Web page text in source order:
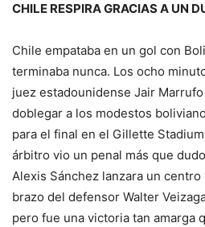
CHILE RESPIRA GRACIAS A UN
Chile empataba en un gol con
terminaba nunca. Los ocho
juez estadounidense Jair
doblegar a los modestos
para el final en el Gillette
árbitro vio un penal más que
Alexis Sánchez lanzara un
brazo del defensor Walter
pero fue una victoria tan amarga